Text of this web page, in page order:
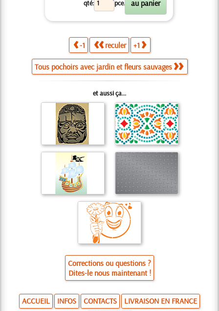
qté: pce.
-1 reculer +1
Tous pochoirs avec jardin et fleurs sauvages
et aussi ça...
Corrections ou questions ?
Dites-le nous maintenant !
ACCUEIL INFOS CONTACTS LIVRAISON EN FRANCE